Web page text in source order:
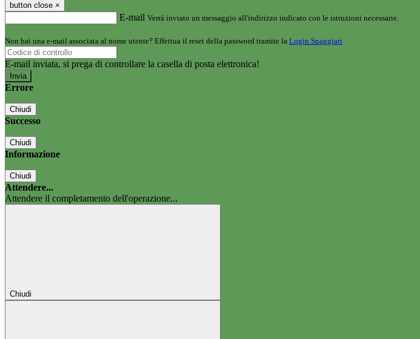
button close ×
E-mail Verrà inviato un messaggio all'indirizzo indicato con le istruzioni necessarie.
Non hai una e-mail associata al nome utente? Effettua il reset della password tramite la Login Spaggiari
E-mail inviata, si prega di controllare la casella di posta elettronica!
Errore
Chiudi
Successo
Chiudi
Informazione
Chiudi
Attendere...
Attendere il completamento dell'operazione...
Chiudi